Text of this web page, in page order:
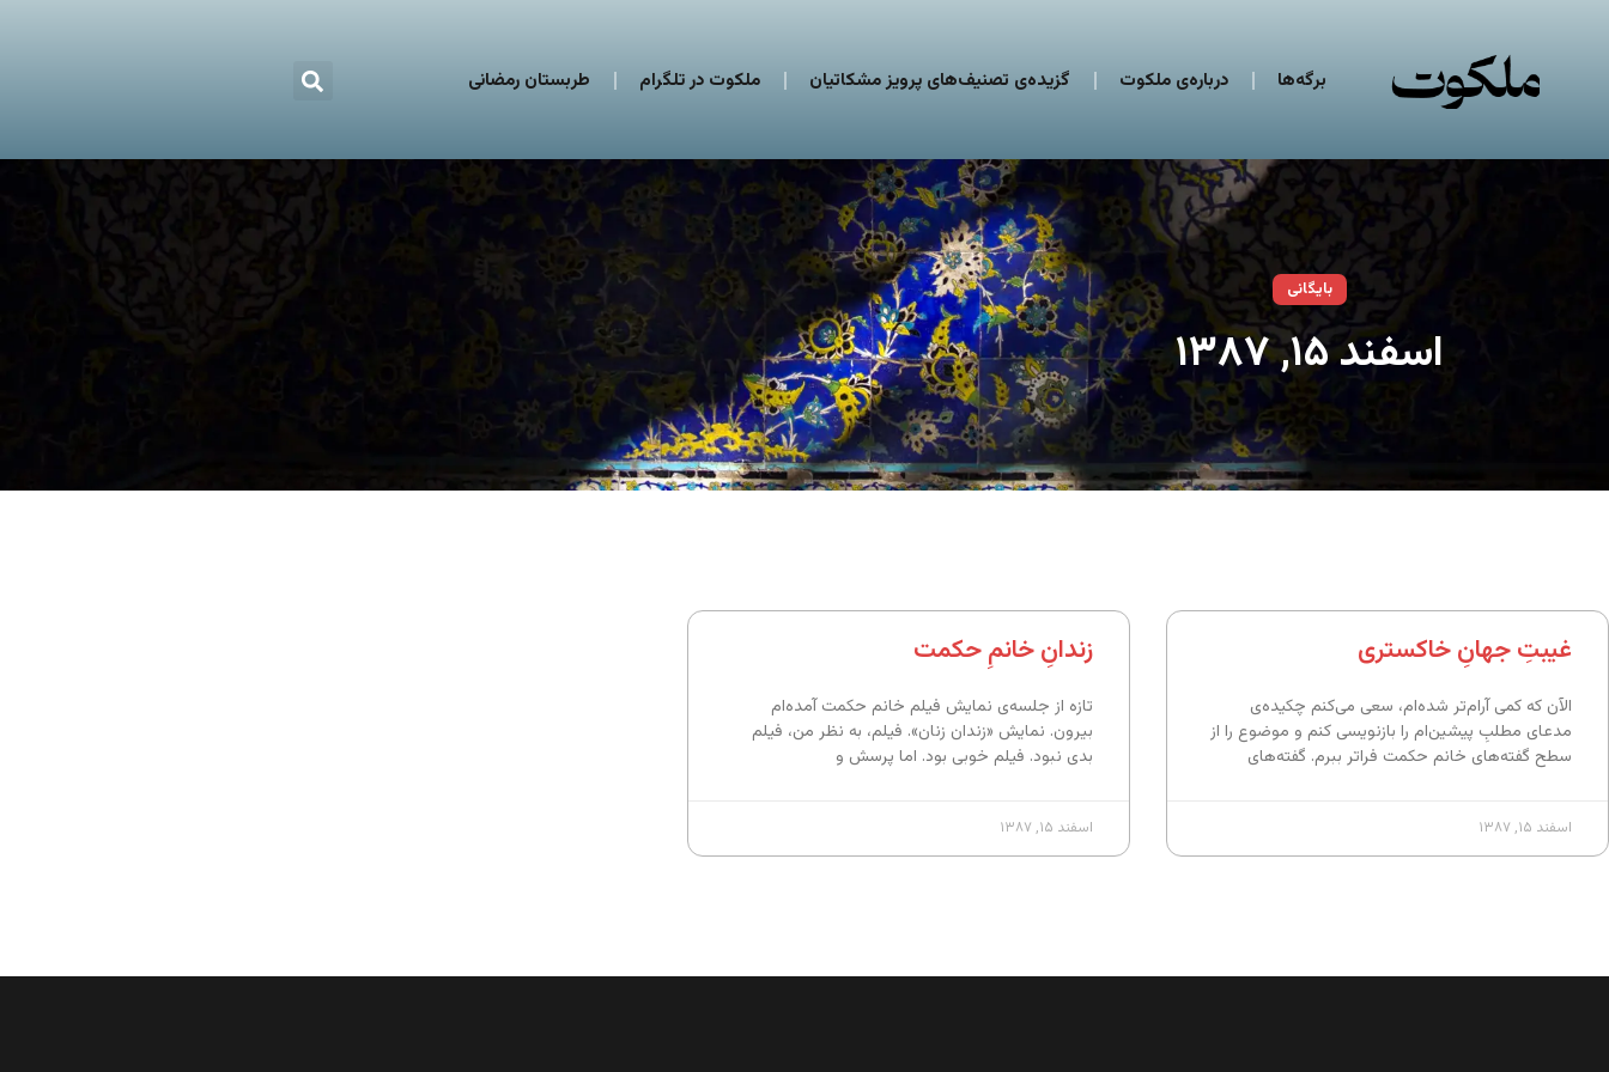
برگه‌ها درباره‌ی ملکوت گزیده‌ی تصنیف‌های پرویز مشکاتیان ملکوت در تلگرام طربستان رمضانی
بایگانی
اسفند ۱۵, ۱۳۸۷
غیبتِ جهانِ خاکستری
الآن که کمی آرام‌تر شده‌ام، سعی می‌کنم چکیده‌ی
مدعای مطلبِ پیشین‌ام را بازنویسی کنم و موضوع را از
سطح گفته‌های خانم حکمت فراتر ببرم. گفته‌های
اسفند ۱۵, ۱۳۸۷
زندانِ خانمِ حکمت
تازه از جلسه‌ی نمایش فیلم خانم حکمت آمده‌ام
بیرون. نمایش «زندان زنان». فیلم، به نظر من، فیلم
بدی نبود. فیلم خوبی بود. اما پرسش و
اسفند ۱۵, ۱۳۸۷